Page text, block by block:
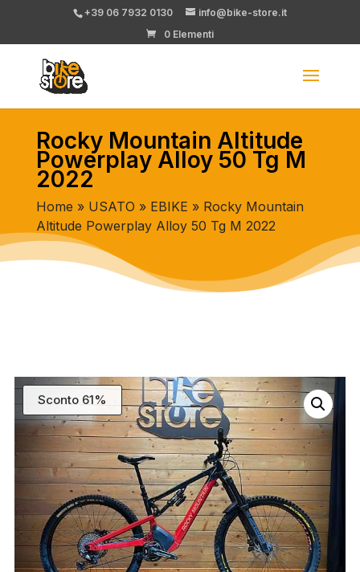
+39 06 7932 0130
info@bike-store.it
0 Elementi
Rocky Mountain Altitude
Powerplay Alloy 50 Tg M
2022
Home » USATO » EBIKE » Rocky Mountain
Altitude Powerplay Alloy 50 Tg M 2022
Sconto 61%